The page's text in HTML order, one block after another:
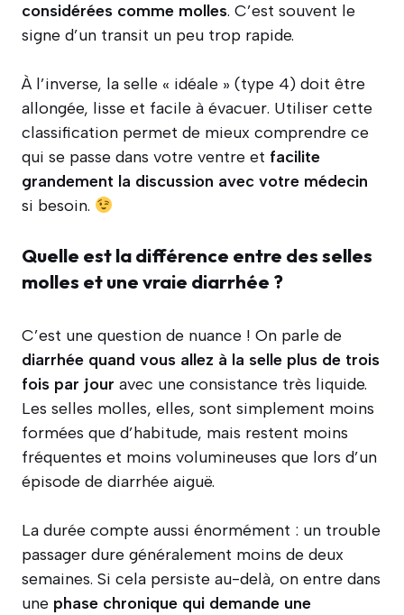
considérées comme molles. C’est souvent le
signe d’un transit un peu trop rapide.
À l’inverse, la selle « idéale » (type 4) doit être
allongée, lisse et facile à évacuer. Utiliser cette
classification permet de mieux comprendre ce
qui se passe dans votre ventre et facilite
grandement la discussion avec votre médecin
si besoin.
Quelle est la différence entre des selles
molles et une vraie diarrhée ?
C’est une question de nuance ! On parle de
diarrhée quand vous allez à la selle plus de trois
fois par jour avec une consistance très liquide.
Les selles molles, elles, sont simplement moins
formées que d’habitude, mais restent moins
fréquentes et moins volumineuses que lors d’un
épisode de diarrhée aiguë.
La durée compte aussi énormément : un trouble
passager dure généralement moins de deux
semaines. Si cela persiste au-delà, on entre dans
une phase chronique qui demande une